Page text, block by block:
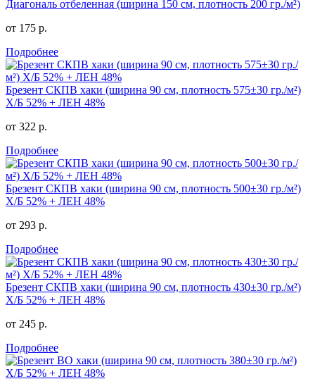
Диагональ отбеленная (ширина 150 см, плотность 200 гр./м²)
от 175 р.
Подробнее
Брезент СКПВ хаки (ширина 90 см, плотность 575±30 гр./м²)
Х/Б 52% + ЛЕН 48%
от 322 р.
Подробнее
Брезент СКПВ хаки (ширина 90 см, плотность 500±30 гр./м²)
Х/Б 52% + ЛЕН 48%
от 293 р.
Подробнее
Брезент СКПВ хаки (ширина 90 см, плотность 430±30 гр./м²)
Х/Б 52% + ЛЕН 48%
от 245 р.
Подробнее